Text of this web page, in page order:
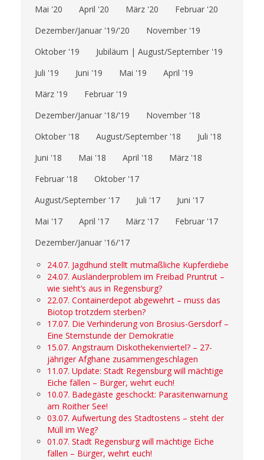
Mai '20
April '20 März '20
Februar '20
Dezember/Januar '19/'20
November '19
Oktober '19
Jubiläum | August/September '19
Juli '19
Juni '19 Mai '19
April '19
März '19
Februar '19
Dezember/Januar '18/'19
November '18
Oktober '18
August/September '18
Juli '18
Juni '18
Mai '18 April '18
März '18
Februar '18
Oktober '17
August/September '17
Juli '17
Juni '17
Mai '17
April '17 März '17
Februar '17
Dezember/Januar '16/'17
24.07. Jagdhund stellt mutmaßliche Kupferdiebe
24.07. Ausländerproblem im Freibad Pruntrut –
wie sieht‘s aus in Regensburg?
22.07. Containerdepot abgewehrt – muss das
Biotop trotzdem sterben?
17.07. Die Verhinderung von Brosius-Gersdorf –
Eine Sternstunde der Demokratie
15.07. Angstraum Diskothekenviertel? – 27-
jähriger Afghane zusammengeschlagen
11.07. Update: Stadt Regensburg will mächtige
Eiche fällen – Bürger, wehrt euch!
10.07. Badegäste geschockt: Parasitenwarnung
am Roither See!
03.07. Aufwertung des Stadtostens – steht der
Müll im Weg?
01.07. Stadt Regensburg will mächtige Eiche
fällen – Bürger, wehrt euch!